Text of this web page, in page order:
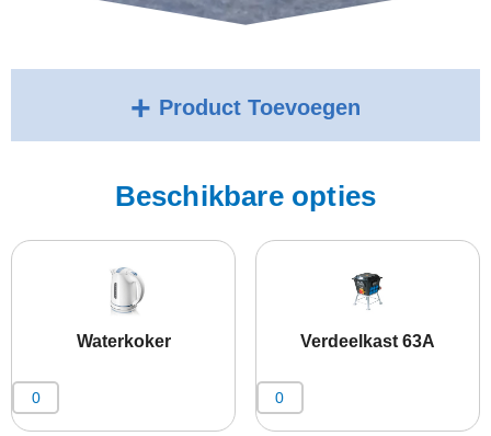
Product Toevoegen
Beschikbare opties
Waterkoker Verdeelkast 63A